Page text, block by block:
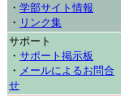
・ 学部サイト情報
・ リンク集
サポート
・ サポート掲示板
・ メールによるお問合
せ